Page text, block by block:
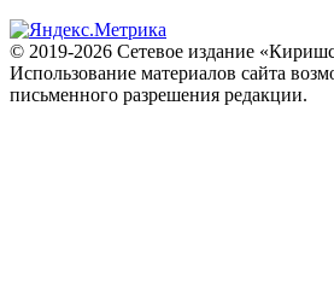
© 2019-2026 Сетевое издание
Использование материалов сайта
письменного разрешения редакции.